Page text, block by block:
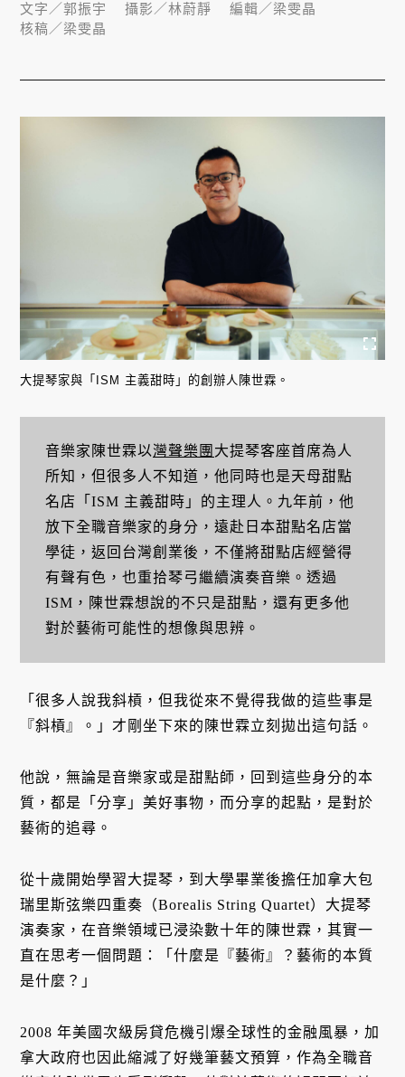
大提琴家與「ISM 主義甜時」的創辦人陳世霖。
音樂家陳世霖以灣聲樂團 大提琴客座首席為人
所知，但很多人不知道，他同時也是天母甜點
名店「ISM 主義甜時」的主理人。九年前，他
放下全職音樂家的身分，遠赴日本甜點名店當
學徒，返回台灣創業後，不僅將甜點店經營得
有聲有色，也重拾琴弓繼續演奏音樂。透過
ISM，陳世霖想說的不只是甜點，還有更多他
對於藝術可能性的想像與思辨。
「很多人說我斜槓，但我從來不覺得我做的這些事是
『斜槓』。」才剛坐下來的陳世霖立刻拋出這句話。
他說，無論是音樂家或是甜點師，回到這些身分的本
質，都是「分享」美好事物，而分享的起點，是對於
藝術的追尋。
從十歲開始學習大提琴，到大學畢業後擔任加拿大包
瑞里斯弦樂四重奏（Borealis String Quartet）大提琴
演奏家，在音樂領域已浸染數十年的陳世霖，其實一
直在思考一個問題：「什麼是『藝術』？藝術的本質
是什麼？」
2008 年美國次級房貸危機引爆全球性的金融風暴，加
拿大政府也因此縮減了好幾筆藝文預算，作為全職音
文字／郭振宇 攝影／林蔚靜 編輯／梁雯晶
核稿／梁雯晶